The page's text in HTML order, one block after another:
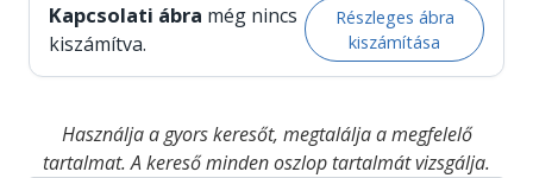
Kapcsolati ábra még nincs
kiszámítva.
Részleges ábra
kiszámítása
Használja a gyors keresőt, megtalálja a megfelelő
tartalmat. A kereső minden oszlop tartalmát vizsgálja.